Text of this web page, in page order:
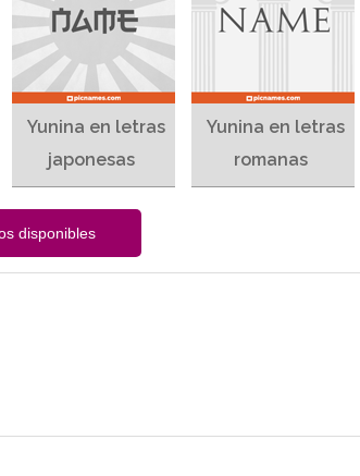
Yunina en letras
japonesas
Yunina en letras
romanas